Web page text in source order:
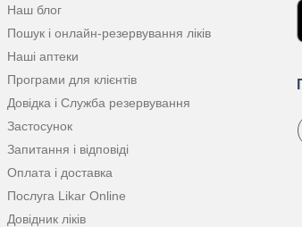
Наш блог
Пошук і онлайн-резервування ліків
Наші аптеки
Програми для клієнтів
Довідка і Служба резервування
Застосунок
Запитання і відповіді
Оплата і доставка
Послуга Likar Online
Довідник ліків